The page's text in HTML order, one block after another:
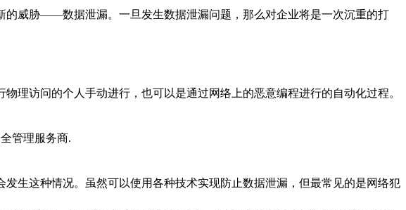
的威胁——数据泄漏。一旦发生数据泄漏问题，那么对企业将是一次沉重的打
理访问的个人手动进行，也可以是通过网络上的恶意编程进行的自动化过程。
生这种情况。虽然可以使用各种技术实现防止数据泄漏，但最常见的是网络犯